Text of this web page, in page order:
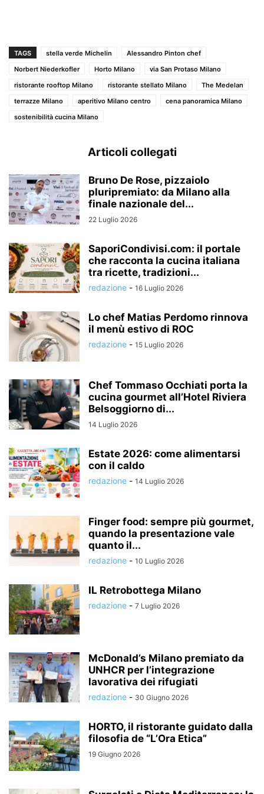
TAGS stella verde Michelin
Alessandro Pinton chef
Norbert Niederkofler
Horto Milano
via San Protaso Milano
ristorante rooftop Milano
ristorante stellato Milano
The Medelan
terrazze Milano
aperitivo Milano centro
cena panoramica Milano
sostenibilità cucina Milano
Articoli collegati
Bruno De Rose, pizzaiolo
pluripremiato: da Milano alla
finale nazionale del...
22 Luglio 2026
SaporiCondivisi.com: il portale
che racconta la cucina italiana
tra ricette, tradizioni...
redazione - 16 Luglio 2026
Lo chef Matias Perdomo rinnova
il menù estivo di ROC
redazione - 15 Luglio 2026
Chef Tommaso Occhiati porta la
cucina gourmet all’Hotel Riviera
Belsoggiorno di...
14 Luglio 2026
Estate 2026: come alimentarsi
con il caldo
redazione - 14 Luglio 2026
Finger food: sempre più gourmet,
quando la presentazione vale
quanto il...
redazione - 10 Luglio 2026
IL Retrobottega Milano
redazione - 7 Luglio 2026
McDonald’s Milano premiato da
UNHCR per l’integrazione
lavorativa dei rifugiati
redazione - 30 Giugno 2026
HORTO, il ristorante guidato dalla
filosofia de “L’Ora Etica”
19 Giugno 2026